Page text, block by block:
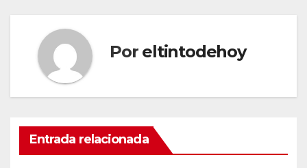
Por eltintodehoy
Entrada relacionada